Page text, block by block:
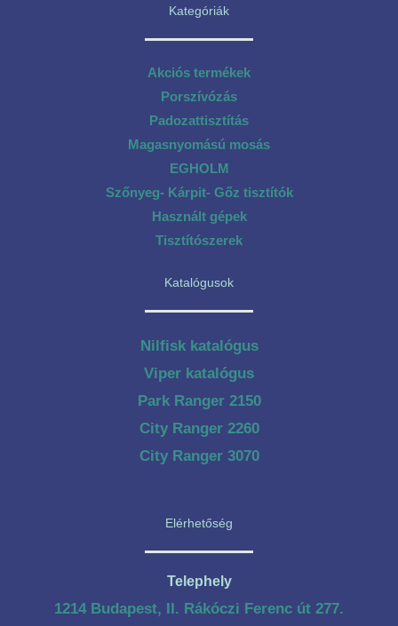
Kategóriák
Akciós termékek
Porszívózás
Padozattisztítás
Magasnyomású mosás
EGHOLM
Szőnyeg- Kárpit- Gőz tisztítók
Használt gépek
Tisztítószerek
Katalógusok
Nilfisk katalógus
Viper katalógus
Park Ranger 2150
City Ranger 2260
City Ranger 3070
Elérhetőség
Telephely
1214 Budapest, II. Rákóczi Ferenc út 277.